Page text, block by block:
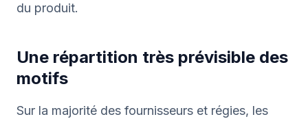
du produit.
Une répartition très prévisible des
motifs
Sur la majorité des fournisseurs et régies, les